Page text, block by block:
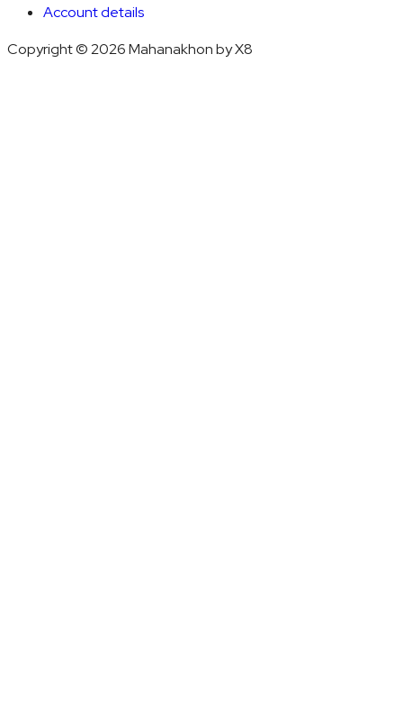
Account details
Copyright © 2026 Mahanakhon by X8